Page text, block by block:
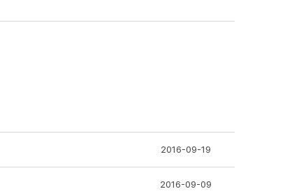
2016-09-19
2016-09-09